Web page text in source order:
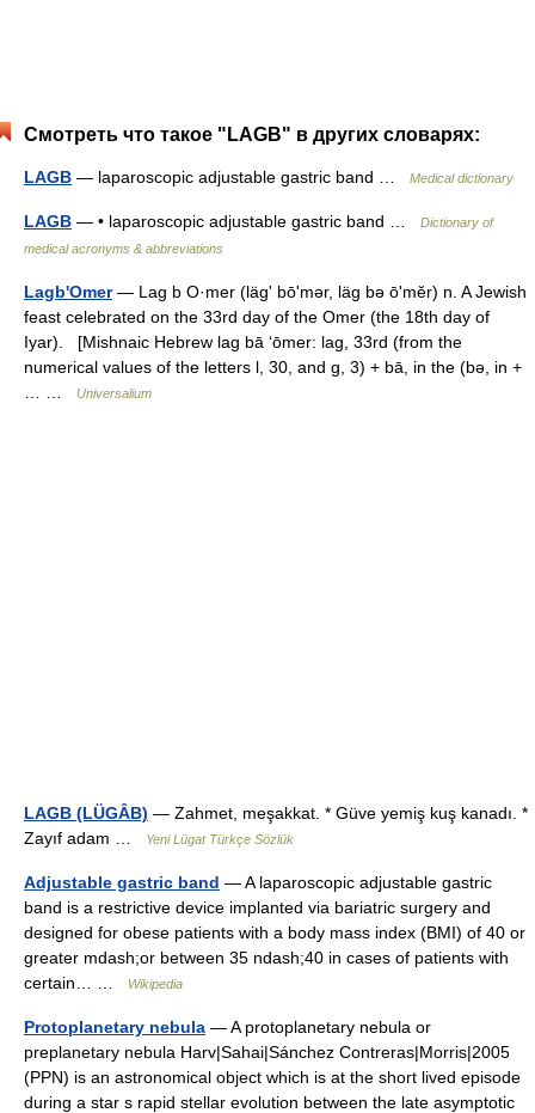
Смотреть что такое "LAGB" в других словарях:
LAGB — laparoscopic adjustable gastric band … Medical dictionary
LAGB — • laparoscopic adjustable gastric band …
Dictionary of
medical acronyms & abbreviations
Lagb'Omer— Lag b O·mer (lägʹ bōʹmər, läg bə ōʹmĕr) n. A Jewish
feast celebrated on the 33rd day of the Omer (the 18th day of
Iyar). [Mishnaic Hebrew lag bā ‘ōmer: lag, 33rd (from the
numerical values of the letters l, 30, and g, 3) + bā, in the (bə, in +
Universalium
LAGB (LÜGÂB) — Zahmet, meşakkat. * Güve yemiş kuş kanadı. *
Zayıf adam …
Yeni Lügat Türkçe Sözlük
Adjustable gastric band — A laparoscopic adjustable gastric
band is a restrictive device implanted via bariatric surgery and
designed for obese patients with a body mass index (BMI) of 40 or
greater mdash;or between 35 ndash;40 in cases of patients with
certain… …
Wikipedia
Protoplanetary nebula — A protoplanetary nebula or
preplanetary nebula Harv|Sahai|Sánchez Contreras|Morris|2005
(PPN) is an astronomical object which is at the short lived episode
during a star s rapid stellar evolution between the late asymptotic